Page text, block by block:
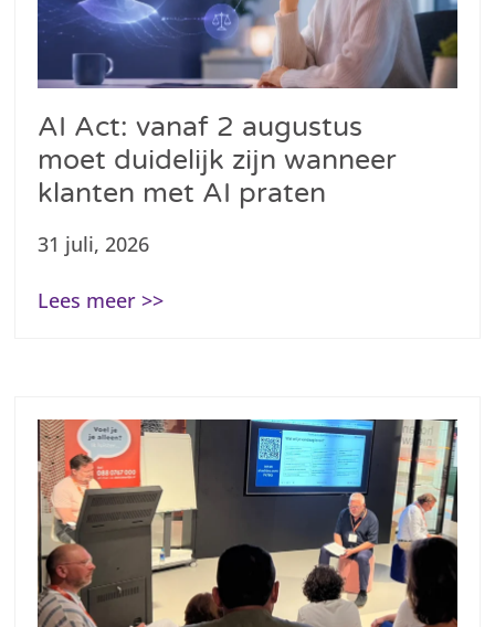
AI Act: vanaf 2 augustus
moet duidelijk zijn wanneer
klanten met AI praten
31 juli, 2026
Lees meer >>